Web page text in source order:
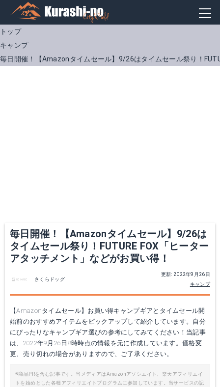
トップ
キャンプ
毎日開催！【Amazonタイムセール】9/26はタイムセール祭り！
毎日開催！【Amazonタイムセール】9/26は
タイムセール祭り！FUTURE FOX「ヒーター
アタッチメント」などがお買い得！
更新: 2022年9月26日
キャンプ
さくらドッグ
【Amazonタイムセール】お買い得キャンプギアとタイムセール開
始前のおすすめアイテムをピックアップして紹介しています。自分
にぴったりなキャンプギア選びの参考にしてみてください！当記事
は、2022年9月26日8時時点の情報を元に作成しています。価格変
更、売り切れの場合がありますので、ご了承ください。
※商品PRを含む記事です。当メディアはAmazonアソシエイト、楽天アフィリエイ
トを始めとした各種アフィリエイトプログラムに参加しています。当サービスの記